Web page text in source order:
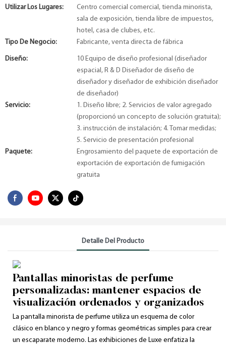
Utilizar Los Lugares:
Centro comercial comercial, tienda minorista,
sala de exposición, tienda libre de impuestos,
hotel, casa de clubes, etc.
Tipo De Negocio:
Fabricante, venta directa de fábrica
Diseño:
10 Equipo de diseño profesional (diseñador
espacial, R & D Diseñador de diseño de
diseñador y diseñador de exhibición diseñador
de diseñador)
Servicio:
1. Diseño libre; 2. Servicios de valor agregado
(proporcionó un concepto de solución gratuita);
3. instrucción de instalación; 4. Tomar medidas;
5. Servicio de presentación profesional
Paquete:
Engrosamiento del paquete de exportación de
exportación de exportación de fumigación
gratuita
Detalle Del Producto
Pantallas minoristas de perfume
personalizadas: mantener espacios de
visualización ordenados y organizados
La pantalla minorista de perfume utiliza un esquema de color
clásico en blanco y negro y formas geométricas simples para crear
un escaparate moderno. Las exhibiciones de Luxe enfatiza la